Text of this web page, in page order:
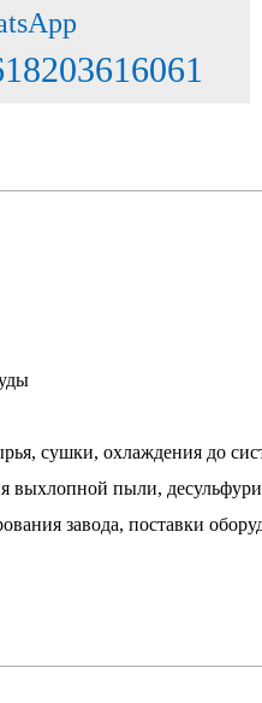
сушки, охлаждения до
пыли,
завода, поставки